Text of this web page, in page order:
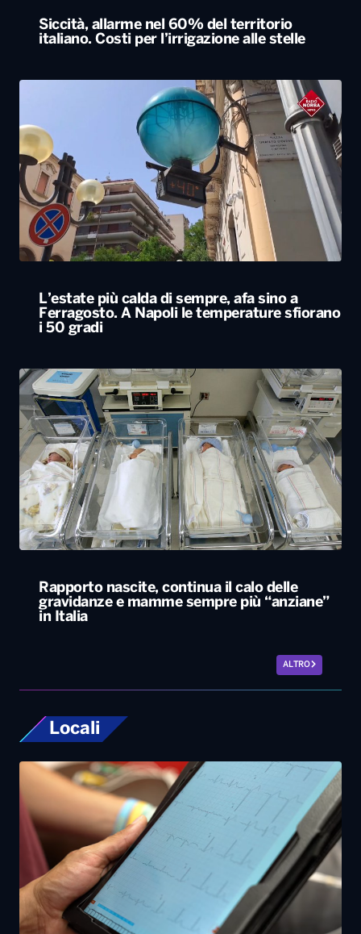
Siccità, allarme nel 60% del territorio
italiano. Costi per l’irrigazione alle stelle
L’estate più calda di sempre, afa sino a
Ferragosto. A Napoli le temperature sfiorano
i 50 gradi
Rapporto nascite, continua il calo delle
gravidanze e mamme sempre più “anziane”
in Italia
ALTRO
Locali